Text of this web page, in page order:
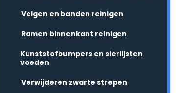
Velgen en banden reinigen
Ramen binnenkant reinigen
Kunststofbumpers en sierlijsten
voeden
Verwijderen zwarte strepen